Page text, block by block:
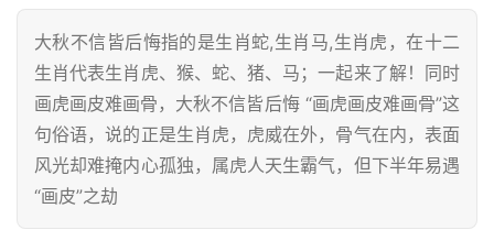
大秋不信皆后悔指的是生肖蛇,生肖马,生肖虎，在十二
生肖代表生肖虎、猴、蛇、猪、马；一起来了解！同时
画虎画皮难画骨，大秋不信皆后悔 “画虎画皮难画骨”这
句俗语，说的正是生肖虎，虎威在外，骨气在内，表面
风光却难掩内心孤独，属虎人天生霸气，但下半年易遇
“画皮”之劫